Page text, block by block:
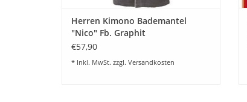
Herren Kimono Bademantel
"Nico" Fb. Graphit
€57,90
* Inkl. MwSt. zzgl. Versandkosten